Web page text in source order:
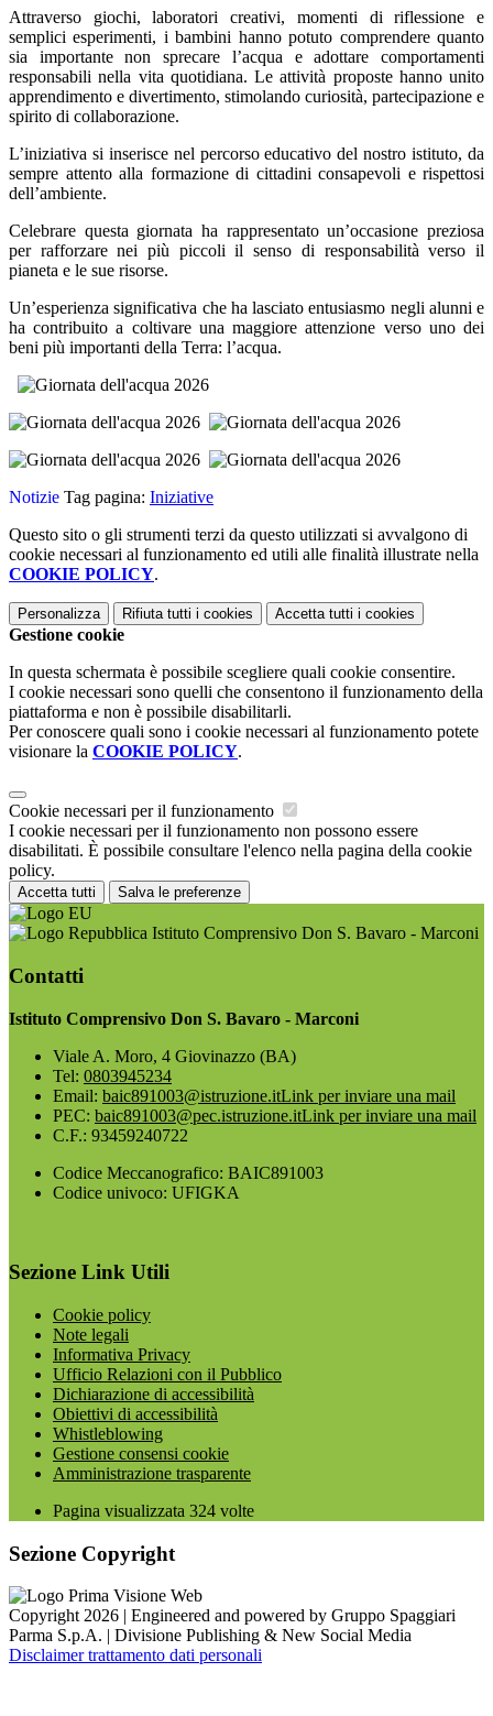
Attraverso giochi, laboratori creativi, momenti di riflessione e
semplici esperimenti, i bambini hanno potuto comprendere quanto
sia importante non sprecare l’acqua e adottare comportamenti
responsabili nella vita quotidiana. Le attività proposte hanno unito
apprendimento e divertimento, stimolando curiosità, partecipazione e
spirito di collaborazione.
L’iniziativa si inserisce nel percorso educativo del nostro istituto, da
sempre attento alla formazione di cittadini consapevoli e rispettosi
dell’ambiente.
Celebrare questa giornata ha rappresentato un’occasione preziosa
per rafforzare nei più piccoli il senso di responsabilità verso il
pianeta e le sue risorse.
Un’esperienza significativa che ha lasciato entusiasmo negli alunni e
ha contribuito a coltivare una maggiore attenzione verso uno dei
beni più importanti della Terra: l’acqua.
Notizie Tag pagina: Iniziative
Questo sito o gli strumenti terzi da questo utilizzati si avvalgono di
cookie necessari al funzionamento ed utili alle finalità illustrate nella
COOKIE POLICY.
Personalizza Rifiuta tutti i cookies Accetta tutti i cookies
Gestione cookie
In questa schermata è possibile scegliere quali cookie consentire.
I cookie necessari sono quelli che consentono il funzionamento della
piattaforma e non è possibile disabilitarli.
Per conoscere quali sono i cookie necessari al funzionamento potete
visionare la COOKIE POLICY.
Cookie necessari per il funzionamento
I cookie necessari per il funzionamento non possono essere
disabilitati. È possibile consultare l'elenco nella pagina della cookie
policy.
Accetta tutti Salva le preferenze
Istituto Comprensivo Don S. Bavaro - Marconi
Contatti
Istituto Comprensivo Don S. Bavaro - Marconi
Viale A. Moro, 4 Giovinazzo (BA)
Tel: 0803945234
Email: baic891003@istruzione.itLink per inviare una mail
PEC: baic891003@pec.istruzione.itLink per inviare una mail
C.F.: 93459240722
Codice Meccanografico: BAIC891003
Codice univoco: UFIGKA
Sezione Link Utili
Cookie policy
Note legali
Informativa Privacy
Ufficio Relazioni con il Pubblico
Dichiarazione di accessibilità
Obiettivi di accessibilità
Whistleblowing
Gestione consensi cookie
Amministrazione trasparente
Pagina visualizzata 324 volte
Sezione Copyright
Copyright 2026 | Engineered and powered by Gruppo Spaggiari
Parma S.p.A. | Divisione Publishing & New Social Media
Disclaimer trattamento dati personali